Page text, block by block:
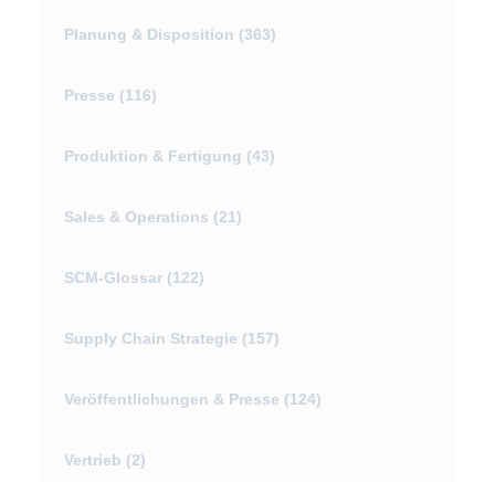
Planung & Disposition (363)
Presse (116)
Produktion & Fertigung (43)
Sales & Operations (21)
SCM-Glossar (122)
Supply Chain Strategie (157)
Veröffentlichungen & Presse (124)
Vertrieb (2)